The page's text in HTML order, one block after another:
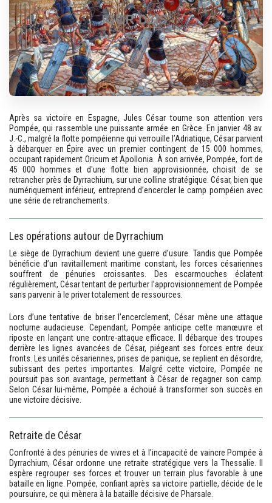
Après sa victoire en Espagne, Jules César tourne son attention vers
Pompée, qui rassemble une puissante armée en Grèce. En janvier 48 av.
J.-C., malgré la flotte pompéienne qui verrouille l’Adriatique, César parvient
à débarquer en Épire avec un premier contingent de 15 000 hommes,
occupant rapidement Oricum et Apollonia. À son arrivée, Pompée, fort de
45 000 hommes et d'une flotte bien approvisionnée, choisit de se
retrancher près de Dyrrachium, sur une colline stratégique. César, bien que
numériquement inférieur, entreprend d’encercler le camp pompéien avec
une série de retranchements.
Les opérations autour de Dyrrachium
Le siège de Dyrrachium devient une guerre d’usure. Tandis que Pompée
bénéficie d’un ravitaillement maritime constant, les forces césariennes
souffrent de pénuries croissantes. Des escarmouches éclatent
régulièrement, César tentant de perturber l’approvisionnement de Pompée
sans parvenir à le priver totalement de ressources.
Lors d’une tentative de briser l’encerclement, César mène une attaque
nocturne audacieuse. Cependant, Pompée anticipe cette manœuvre et
riposte en lançant une contre-attaque efficace. Il débarque des troupes
derrière les lignes avancées de César, piégeant ses forces entre deux
fronts. Les unités césariennes, prises de panique, se replient en désordre,
subissant des pertes importantes. Malgré cette victoire, Pompée ne
poursuit pas son avantage, permettant à César de regagner son camp.
Selon César lui-même, Pompée a échoué à transformer son succès en
une victoire décisive.
Retraite de César
Confronté à des pénuries de vivres et à l’incapacité de vaincre Pompée à
Dyrrachium, César ordonne une retraite stratégique vers la Thessalie. Il
espère regrouper ses forces et trouver un terrain plus favorable à une
bataille en ligne. Pompée, confiant après sa victoire partielle, décide de le
poursuivre, ce qui mènera à la bataille décisive de Pharsale.